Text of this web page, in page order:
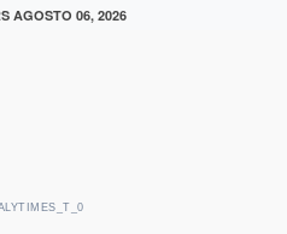
AGOSTO 06, 2026